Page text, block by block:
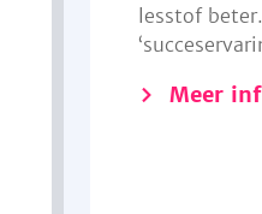
lesstof
Meer